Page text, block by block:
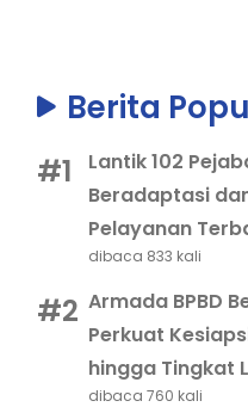
Berita
#1
Lantik 102
Beradaptasi
Pelayanan
dibaca 833 kali
#2 Armada BPBD
Perkuat
hingga Tingkat
dibaca 760 kali